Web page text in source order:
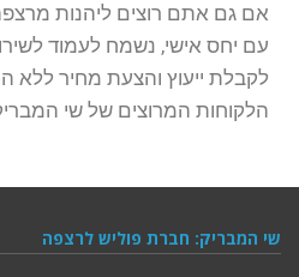
אם גם אתם רוצים ליהנות
עם יחס אישי, נשמח לעמוד
לקבלת ייעוץ והצעת מחיר ללא
הלקוחות המרוצים של שי
שי המבריק: חברת פוליש לרצפה